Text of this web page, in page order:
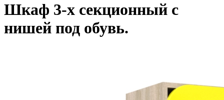
Шкаф 3-х секционный с
нишей под обувь.